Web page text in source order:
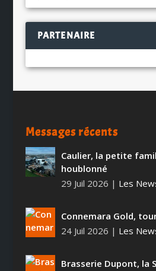
PARTENAIRE
Messages récents
Caulier, la petite
houblonné
29 Juil 2026 | Les
Connemara Gold,
24 Juil 2026 | Les
Brasserie Dupont, la